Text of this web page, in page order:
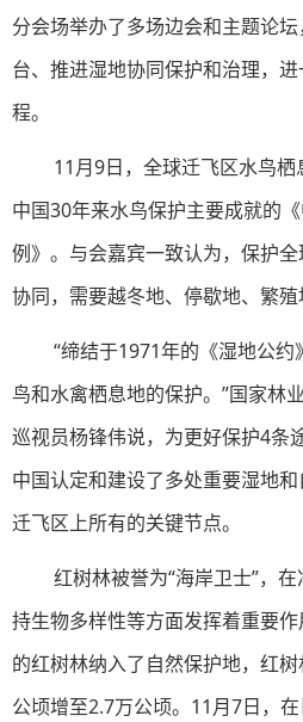
分会场举办了多场边会和主题论
台、推进湿地协同保护和治理，
程。
11月9日，全球迁飞区水鸟
中国30年来水鸟保护主要成就的
例》。与会嘉宾一致认为，保护
协同，需要越冬地、停歇地、繁殖
“缔结于1971年的《湿地公
鸟和水禽栖息地的保护。”国家林
巡视员杨锋伟说，为更好保护4条
中国认定和建设了多处重要湿地
迁飞区上所有的关键节点。
红树林被誉为“海岸卫士”，
持生物多样性等方面发挥着重要
的红树林纳入了自然保护地，红
公顷增至2.7万公顷。11月7日，